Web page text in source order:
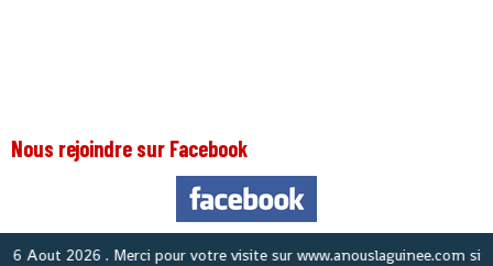
Nous rejoindre sur Facebook
2026. Merci pour votre visite sur www.anouslaguinee.com site